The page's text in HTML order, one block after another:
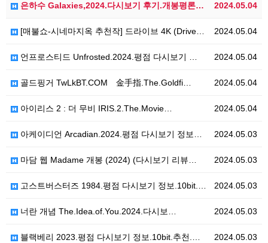
2024.05.04
은하수 Galaxies,2024.다시보기 후기.개봉평론…
2024.05.04
[매불쇼-시네마지옥 추천작] 드라이브 4K (Drive…
2024.05.04
언프로스티드 Unfrosted.2024.평점 다시보기 …
2024.05.04
골드핑거 TwLkBT.COM 金手指.The.Goldfi…
2024.05.04
아이리스 2 : 더 무비 IRIS.2.The.Movie…
2024.05.03
아케이디언 Arcadian.2024.평점 다시보기 정보…
2024.05.03
마담 웹 Madame 개봉 (2024) (다시보기 리뷰…
2024.05.03
고스트버스터즈 1984.평점 다시보기 정보.10bit.…
2024.05.03
너란 개념 The.Idea.of.You.2024.다시보…
2024.05.03
블랙베리 2023.평점 다시보기 정보.10bit.추천.…